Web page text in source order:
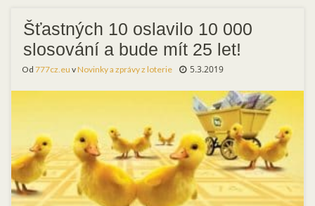
Šťastných 10 oslavilo 10 000
slosování a bude mít 25 let!
Od 777cz.eu vNovinky a zprávy z loterie 5.3.2019